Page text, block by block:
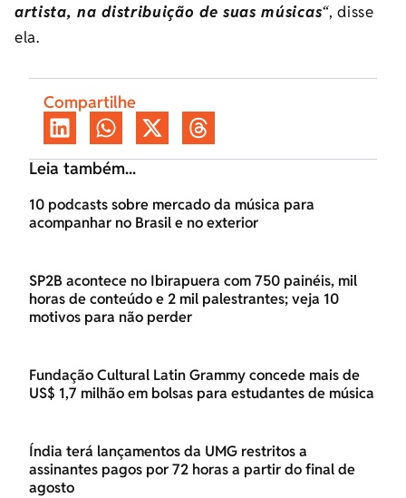
artista, na distribuição de suas músicas“, disse
ela.
Compartilhe
Leia também...
10 podcasts sobre mercado da música para
acompanhar no Brasil e no exterior
SP2B acontece no Ibirapuera com 750 painéis, mil
horas de conteúdo e 2 mil palestrantes; veja 10
motivos para não perder
Fundação Cultural Latin Grammy concede mais de
US$ 1,7 milhão em bolsas para estudantes de música
Índia terá lançamentos da UMG restritos a
assinantes pagos por 72 horas a partir do final de
agosto